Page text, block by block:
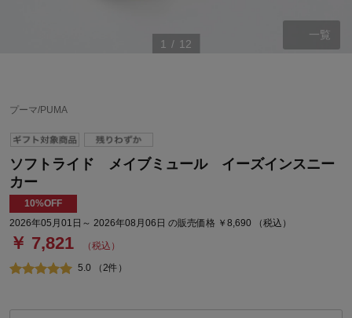
1 / 12
一覧
プーマ/PUMA
ソフトライド メイブミュール イーズインスニー
カー
10%OFF
2026年05月01日～ 2026年08月06日 の販売価格 ￥8,690 （税込）
￥ 7,821 （税込）
5.0 （2件）